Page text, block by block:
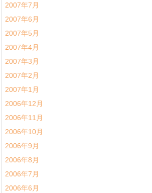
2007年7月
2007年6月
2007年5月
2007年4月
2007年3月
2007年2月
2007年1月
2006年12月
2006年11月
2006年10月
2006年9月
2006年8月
2006年7月
2006年6月